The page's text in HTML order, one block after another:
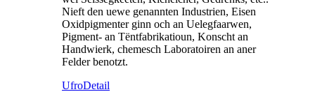
Nieft den uewe genannten Industrien, Eisen
Oxidpigmenter ginn och an Uelegfaarwen,
Pigment- an Tëntfabrikatioun, Konscht an
Handwierk, chemesch Laboratoiren an aner
Felder benotzt.
UfroDetail